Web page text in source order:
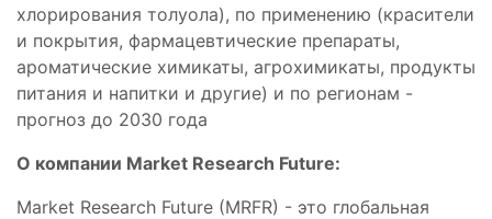
хлорирования толуола), по применению (красители
и покрытия, фармацевтические препараты,
ароматические химикаты, агрохимикаты, продукты
питания и напитки и другие) и по регионам -
прогноз до 2030 года
О компании Market Research Future:
Market Research Future (MRFR) - это глобальная